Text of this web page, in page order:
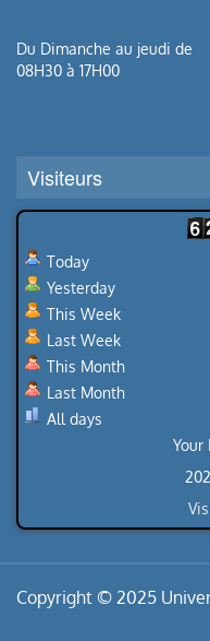
Du Dimanche au jeudi de
08H30 à 17H00
Visiteurs
Today
Yesterday
This Week
Last Week
This Month
Last Month
All days
Your
Copyright © 2025